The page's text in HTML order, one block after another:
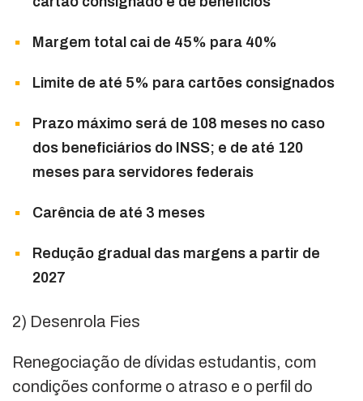
Margem total cai de 45% para 40%
Limite de até 5% para cartões consignados
Prazo máximo será de 108 meses no caso
dos beneficiários do INSS; e de até 120
meses para servidores federais
Carência de até 3 meses
Redução gradual das margens a partir de
2027
2) Desenrola Fies
Renegociação de dívidas estudantis, com
condições conforme o atraso e o perfil do